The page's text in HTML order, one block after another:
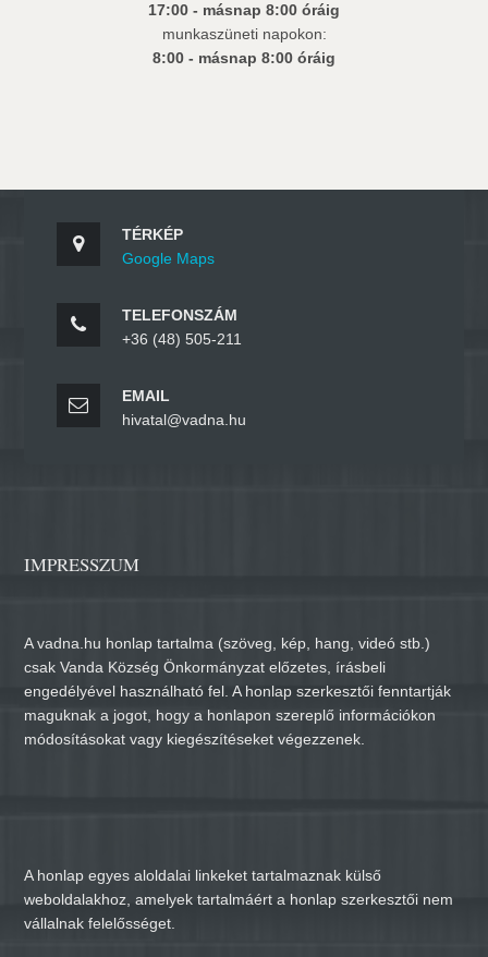
17:00 - másnap 8:00 óráig
munkaszüneti napokon:
8:00 - másnap 8:00 óráig
TÉRKÉP
Google Maps
TELEFONSZÁM
+36 (48) 505-211
EMAIL
hivatal@vadna.hu
IMPRESSZUM
A vadna.hu honlap tartalma (szöveg, kép, hang, videó stb.)
csak Vanda Község Önkormányzat előzetes, írásbeli
engedélyével használható fel. A honlap szerkesztői fenntartják
maguknak a jogot, hogy a honlapon szereplő információkon
módosításokat vagy kiegészítéseket végezzenek.
A honlap egyes aloldalai linkeket tartalmaznak külső
weboldalakhoz, amelyek tartalmáért a honlap szerkesztői nem
vállalnak felelősséget.